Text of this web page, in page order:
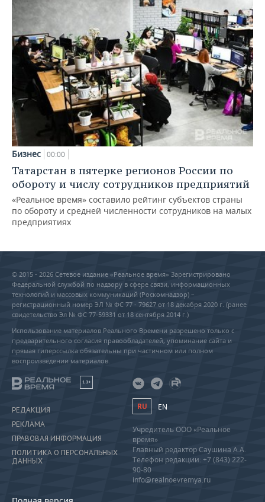
Бизнес 00:00
Татарстан в пятерке регионов России по
обороту и числу сотрудников предприятий
«Реальное время» составило рейтинг субъектов страны
по обороту и средней численности сотрудников на малых
предприятиях
© 2015 - 2026 Сетевое издание «Реальное время» Зарегистрировано
Федеральной службой по надзору в сфере связи, информационных
технологий и массовых коммуникаций (Роскомнадзор) –
регистрационный номер ЭЛ № ФС 77 - 79627 от 18 декабря 2020 г. (ранее
свидетельство Эл № ФС 77-59331 от 18 сентября 2014 г.)
Использование материалов Реального Времени разрешено только с
предварительного согласия правообладателей, упоминание сайта и
прямая гиперссылка обязательны при частичном или полном
воспроизведении материалов.
18+
РЕДАКЦИЯ
РЕКЛАМА
ПРАВОВАЯ ИНФОРМАЦИЯ
ПОЛИТИКА О ПЕРСОНАЛЬНЫХ
ДАННЫХ
RU EN
Учредитель ООО «Реальное
время»
Главный редактор Саушина А.А.
Телефон редакции: +7 (843) 222-
90-80
info@realnoevremya.ru